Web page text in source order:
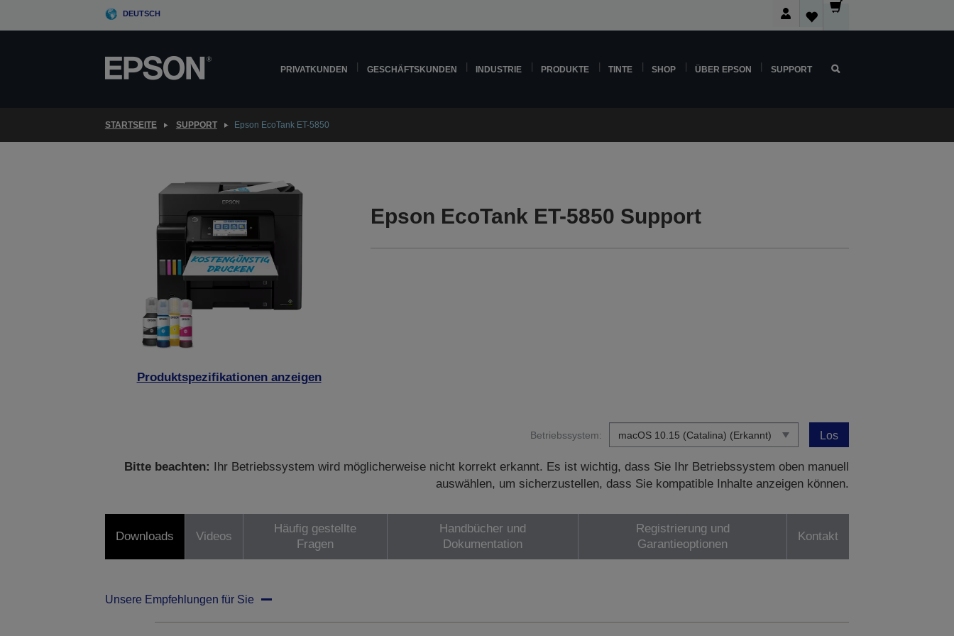
DEUTSCH
PRIVATKUNDEN GESCHÄFTSKUNDEN INDUSTRIE PRODUKTE TINTE SHOP ÜBER EPSON SUPPORT
STARTSEITE SUPPORT Epson EcoTank ET-5850
Produktspezifikationen anzeigen
Epson EcoTank ET-5850 Support
Betriebssystem: Los
Bitte beachten:
Ihr Betriebssystem wird möglicherweise nicht korrekt erkannt. Es ist wichtig, dass Sie Ihr Betriebssystem oben manuell
auswählen, um sicherzustellen, dass Sie kompatible Inhalte anzeigen können.
Downloads Videos
Häufig gestellte
Fragen
Handbücher und
Dokumentation
Registrierung und
Garantieoptionen
Kontakt
Unsere Empfehlungen für Sie